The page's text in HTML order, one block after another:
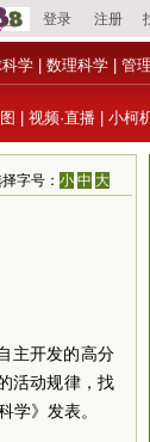
学 数理科学 管
视频·直播 小柯
字号：小 中 大
主开发的高分
活动规律，找
学》发表。